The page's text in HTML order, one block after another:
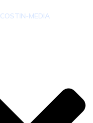
COSTIN-MEDIA